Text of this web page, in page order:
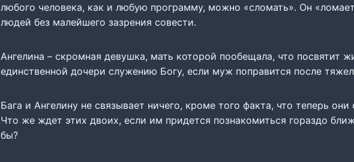
любого человека, как и любую программу, можно «сломать». Он
людей без малейшего зазрения совести.
Ангелина – скромная девушка, мать которой пообещала, что посвятит
единственной дочери служению Богу, если муж поправится после
Бага и Ангелину не связывает ничего, кроме того факта, что теперь они
Что же ждет этих двоих, если им придется познакомиться гораздо
бы?